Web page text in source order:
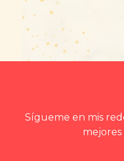
Sígueme en mis
mejores